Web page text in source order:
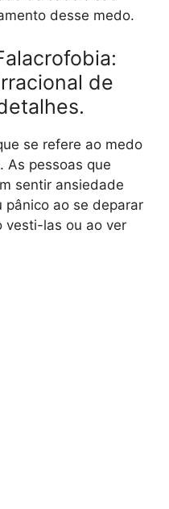
desse medo.
de
se refere ao medo
As pessoas que
sentir ansiedade
pânico ao se deparar
vesti-las ou ao ver